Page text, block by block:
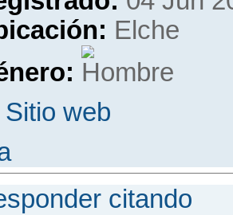
Elche
Sitio web
citando